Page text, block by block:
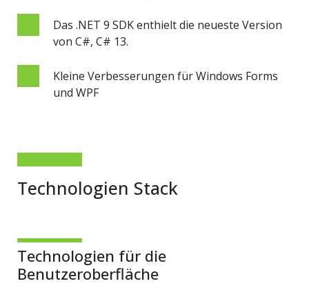
Das .NET 9 SDK enthielt die neueste Version
von C#, C# 13.
Kleine Verbesserungen für Windows Forms
und WPF
Technologien Stack
Technologien für die
Benutzeroberfläche